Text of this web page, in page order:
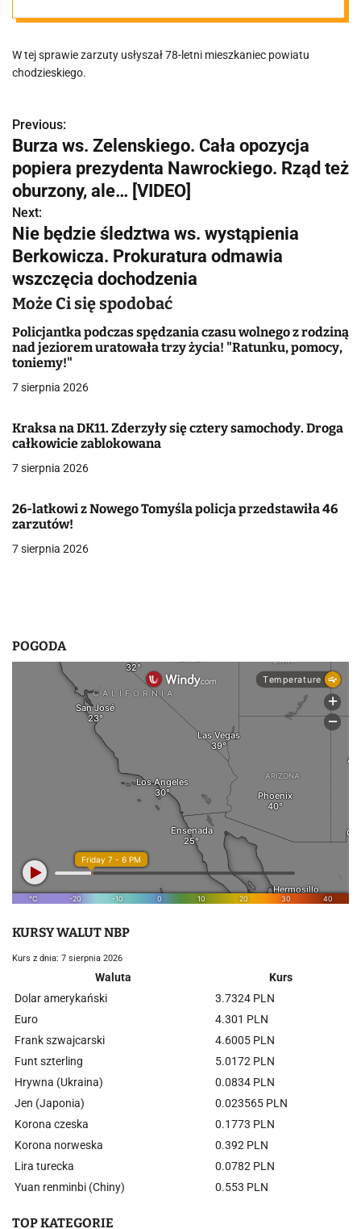
chwytania i
zabijania
zwierząt
W tej sprawie zarzuty usłyszał 78-letni mieszkaniec powiatu
chodzieskiego.
N
a
w
i
g
a
c
j
a
p
i
u
Previous:
Burza ws. Zelenskiego. Cała opozycja
popiera prezydenta Nawrockiego. Rząd też
oburzony, ale… [VIDEO]
Next:
Nie będzie śledztwa ws. wystąpienia
Berkowicza. Prokuratura odmawia
wszczęcia dochodzenia
Może Ci się spodobać
Policjantka podczas spędzania czasu wolnego z rodziną
nad jeziorem uratowała trzy życia! "Ratunku, pomocy,
toniemy!"
7 sierpnia 2026
Kraksa na DK11. Zderzyły się cztery samochody. Droga
całkowicie zablokowana
7 sierpnia 2026
26-latkowi z Nowego Tomyśla policja przedstawiła 46
zarzutów!
7 sierpnia 2026
POGODA
KURSY WALUT NBP
Kurs z dnia: 7 sierpnia 2026
Waluta
Kurs
Dolar amerykański
3.7324 PLN
Euro
4.301 PLN
Frank szwajcarski
4.6005 PLN
Funt szterling
5.0172 PLN
Hrywna (Ukraina)
0.0834 PLN
Jen (Japonia)
0.023565 PLN
Korona czeska
0.1773 PLN
Korona norweska
0.392 PLN
Lira turecka
0.0782 PLN
Yuan renminbi (Chiny)
0.553 PLN
TOP KATEGORIE